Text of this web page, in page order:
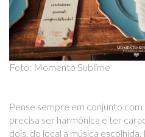
Foto: Momento Sublime
Pense sempre em conjunto com
precisa ser harmônica e ter
dois, do local a música